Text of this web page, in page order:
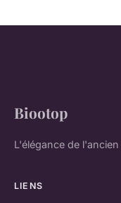
Biootop
L'élégance de
LIENS